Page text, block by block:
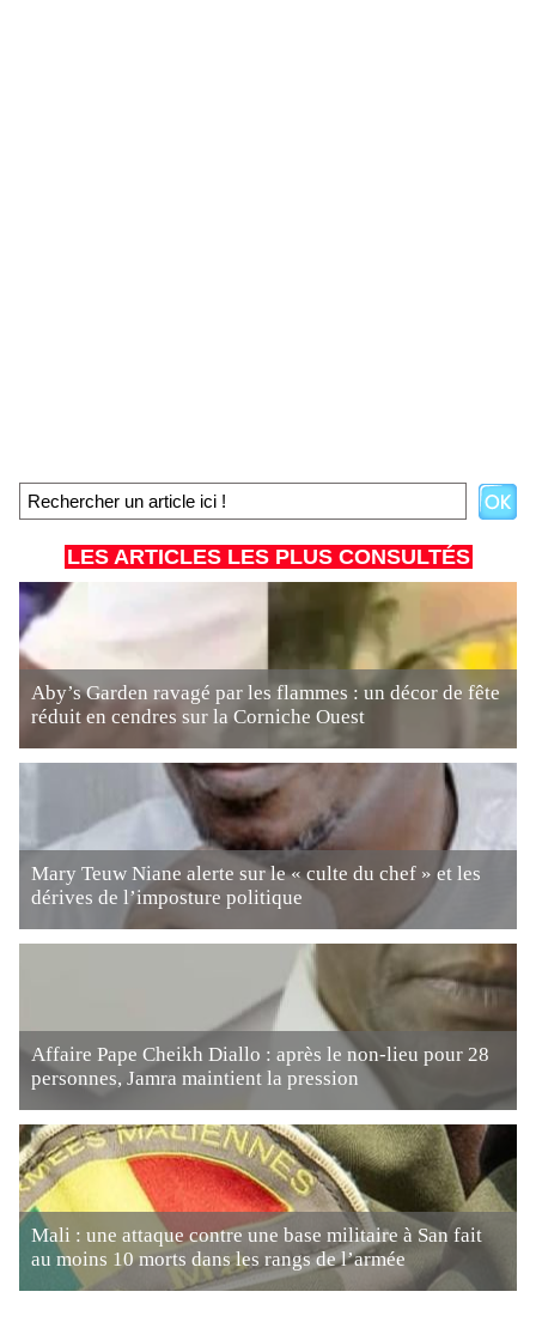
LES ARTICLES LES PLUS CONSULTÉS
Aby’s Garden ravagé par les flammes : un décor de fête
réduit en cendres sur la Corniche Ouest
Mary Teuw Niane alerte sur le « culte du chef » et les
dérives de l’imposture politique
Affaire Pape Cheikh Diallo : après le non-lieu pour 28
personnes, Jamra maintient la pression
Mali : une attaque contre une base militaire à San fait
au moins 10 morts dans les rangs de l’armée